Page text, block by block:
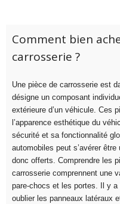
Comment bien
carrosserie ?
Une pièce de carrosserie est
désigne un composant
extérieure d’un véhicule. Ces
l’apparence esthétique du
sécurité et sa fonctionnalité
automobiles peut s’avérer
donc offerts. Comprendre les
carrosserie comprennent une
pare-chocs et les portes. Il y
oublier les panneaux latéraux